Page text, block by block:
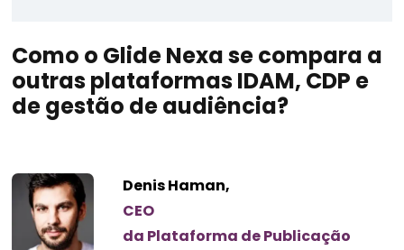
Como o Glide Nexa se compara a
outras plataformas IDAM, CDP e
de gestão de audiência?
Denis Haman,
CEO
da Plataforma de Publicação